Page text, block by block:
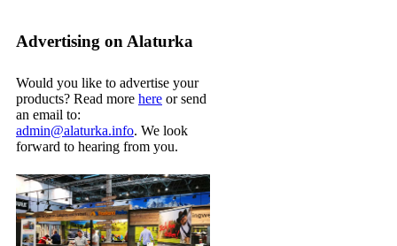
Advertising on Alaturka
Would you like to advertise your
products? Read more here or send
an email to:
admin@alaturka.info. We look
forward to hearing from you.